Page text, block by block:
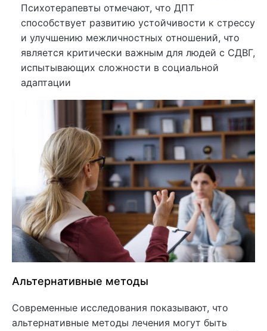
Психотерапевты отмечают, что ДПТ
способствует развитию устойчивости к стрессу
и улучшению межличностных отношений, что
является критически важным для людей с СДВГ,
испытывающих сложности в социальной
адаптации
Альтернативные методы
Современные исследования показывают, что
альтернативные методы лечения могут быть